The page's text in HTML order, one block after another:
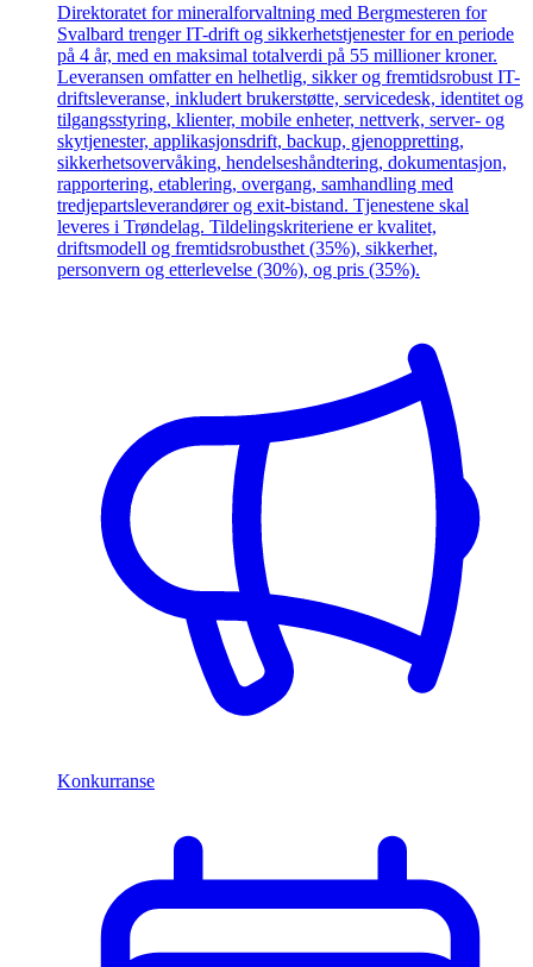
Direktoratet for mineralforvaltning med Bergmesteren for
Svalbard trenger IT-drift og sikkerhetstjenester for en periode
på 4 år, med en maksimal totalverdi på 55 millioner kroner.
Leveransen omfatter en helhetlig, sikker og fremtidsrobust IT-
driftsleveranse, inkludert brukerstøtte, servicedesk, identitet og
tilgangsstyring, klienter, mobile enheter, nettverk, server- og
skytjenester, applikasjonsdrift, backup, gjenoppretting,
sikkerhetsovervåking, hendelseshåndtering, dokumentasjon,
rapportering, etablering, overgang, samhandling med
tredjepartsleverandører og exit-bistand. Tjenestene skal
leveres i Trøndelag. Tildelingskriteriene er kvalitet,
driftsmodell og fremtidsrobusthet (35%), sikkerhet,
personvern og etterlevelse (30%), og pris (35%).
Konkurranse